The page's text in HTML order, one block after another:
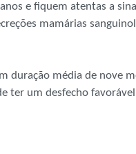
e fiquem atentas a
mamárias
duração média de nove
ter um desfecho